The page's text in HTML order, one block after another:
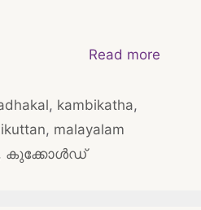
Read more
, kambikatha,
, malayalam
, കുക്കോൾഡ്